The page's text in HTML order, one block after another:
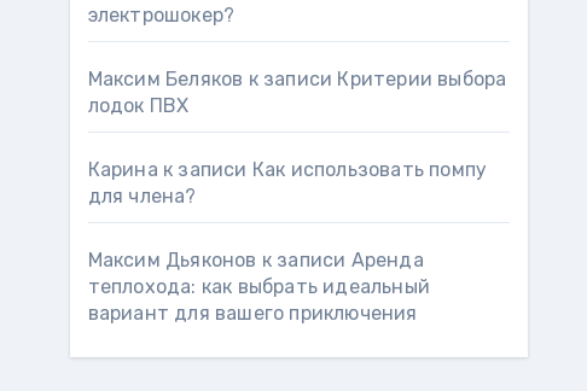
электрошокер?
Максим Беляков к записи Критерии выбора
лодок ПВХ
Карина к записи Как использовать помпу
для члена?
Максим Дьяконов к записи Аренда
теплохода: как выбрать идеальный
вариант для вашего приключения